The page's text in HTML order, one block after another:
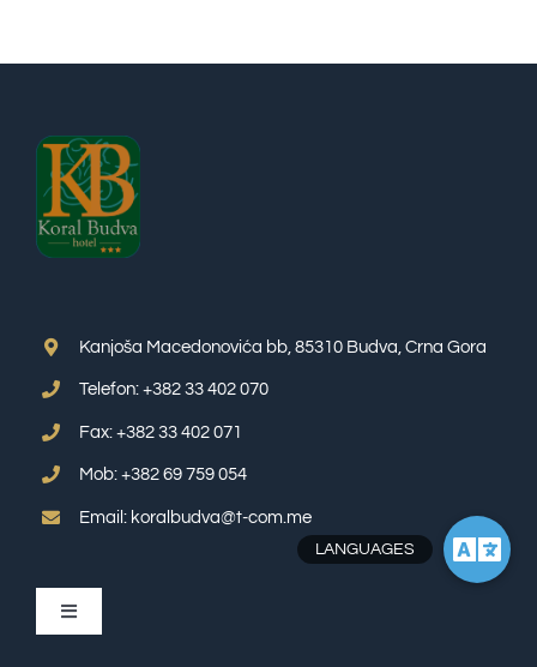
Kanjoša Macedonovića bb, 85310 Budva, Crna Gora
Telefon: +382 33 402 070
Fax: +382 33 402 071
Mob: +382 69 759 054
Email: koralbudva@t-com.me
Toggle
Navigation